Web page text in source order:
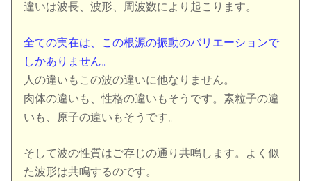
違いは波長、波形、周波数により起こります。
全ての実在は、この根源の振動のバリエーションで
しかありません。
人の違いもこの波の違いに他なりません。
肉体の違いも、性格の違いもそうです。素粒子の違
いも、原子の違いもそうです。
そして波の性質はご存じの通り共鳴します。よく似
た波形は共鳴するのです。